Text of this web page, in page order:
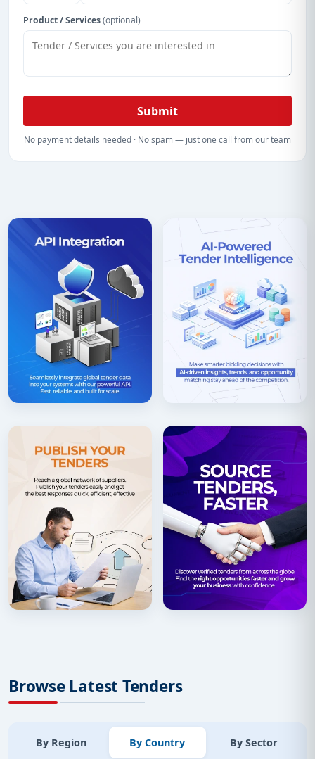
Product / Services(optional)
Submit
No payment details needed · No spam — just one call from our team
Browse Latest Tenders
By Region By Country By Sector